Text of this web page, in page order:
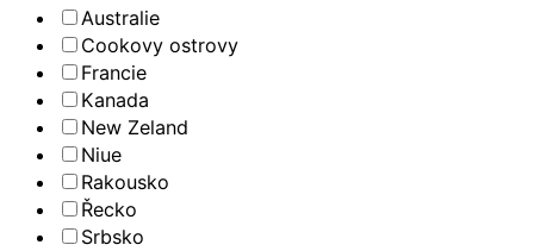
Australie
Cookovy ostrovy
Francie
Kanada
New Zeland
Niue
Rakousko
Řecko
Srbsko